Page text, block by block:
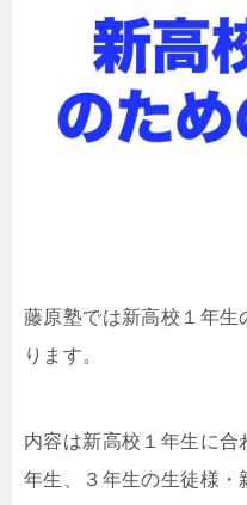
藤原塾では新高校１年生
ります。
内容は新高校１年生に合
年生、３年生の生徒様・